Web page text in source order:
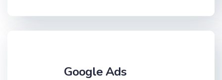
Google Ads